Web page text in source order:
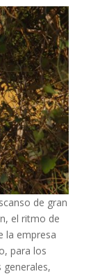
de gran
el ritmo de
la empresa
para los
generales,